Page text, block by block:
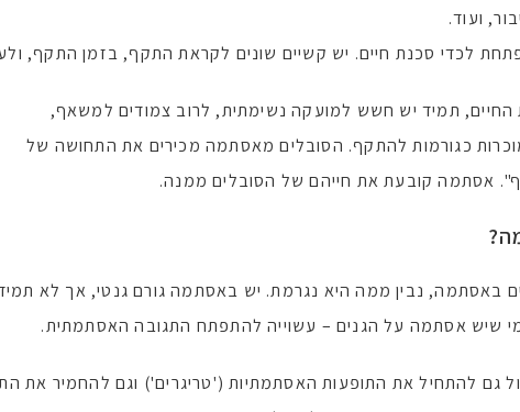
ועוד.
לכדי סכנת חיים. יש קשיים שונים לקראת התקף, בזמן התקף,
תמיד יש חשש למועקה נשימתית, לרוב צמודים למשאף,
כגורמות להתקף. הסובלים מאסתמה מכירים את התחושה של
אסתמה קובעת את חייהם של הסובלים ממנה.
באסתמה, נבין ממה היא נגרמת. יש באסתמה גורם גנטי, אך לא תמיד
שיש אסתמה על הגנים – עשוייה להתפתח התגובה האסתמתית.
גם להתחיל את התופעות האסתמתיות ('טריגרים') וגם להחמיר את